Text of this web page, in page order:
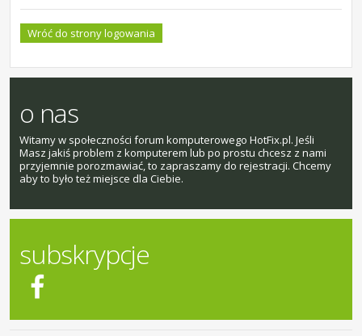
Wróć do strony logowania
o nas
Witamy w społeczności forum komputerowego HotFix.pl. Jeśli
Masz jakiś problem z komputerem lub po prostu chcesz z nami
przyjemnie porozmawiać, to zapraszamy do rejestracji. Chcemy
aby to było też miejsce dla Ciebie.
subskrypcje